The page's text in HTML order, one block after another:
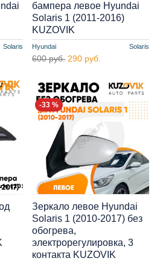
Solaris Hyundai Solaris
бампера левое Hyundai
Solaris 1 (2011-2016)
KUZOVIK
600 руб. 290 руб.
-33 %
Зеркало левое Hyundai
Solaris 1 (2010-2017) без
обогрева,
электрорегулировка, 3
контакта KUZOVIK